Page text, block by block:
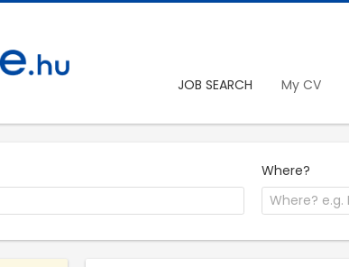
JOB SEARCH My CV
Where?